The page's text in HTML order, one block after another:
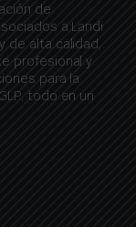
de
a Landi
de alta calidad,
profesional y
para la
todo en un